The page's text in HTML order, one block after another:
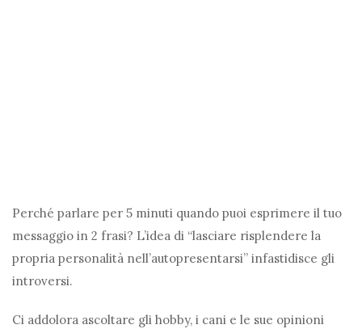
Perché parlare per 5 minuti quando puoi esprimere il tuo
messaggio in 2 frasi? L’idea di “lasciare risplendere la
propria personalità nell’autopresentarsi” infastidisce gli
introversi.
Ci addolora ascoltare gli hobby, i cani e le sue opinioni